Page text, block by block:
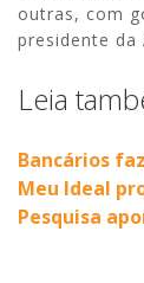
outras, com
presidente da
Leia
Bancários
Meu Ideal
Pesquisa